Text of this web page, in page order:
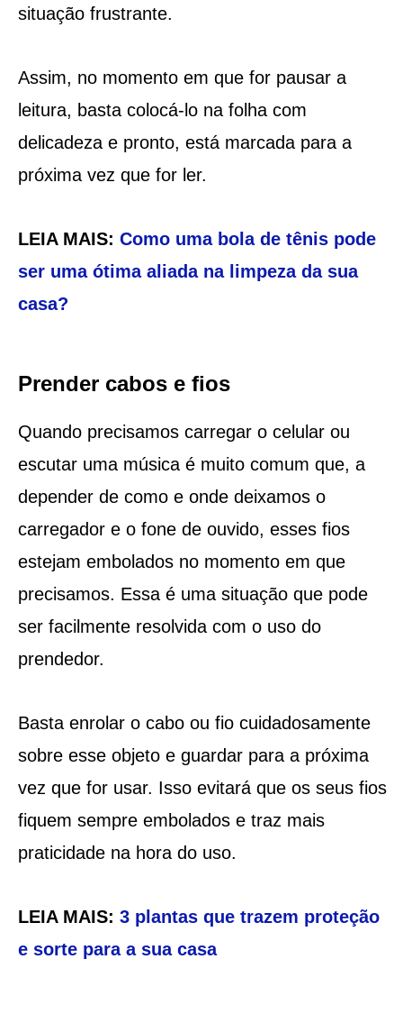
situação frustrante.
Assim, no momento em que for pausar a
leitura, basta colocá-lo na folha com
delicadeza e pronto, está marcada para a
próxima vez que for ler.
LEIA MAIS: Como uma bola de tênis pode
ser uma ótima aliada na limpeza da sua
casa?
Prender cabos e fios
Quando precisamos carregar o celular ou
escutar uma música é muito comum que, a
depender de como e onde deixamos o
carregador e o fone de ouvido, esses fios
estejam embolados no momento em que
precisamos. Essa é uma situação que pode
ser facilmente resolvida com o uso do
prendedor.
Basta enrolar o cabo ou fio cuidadosamente
sobre esse objeto e guardar para a próxima
vez que for usar. Isso evitará que os seus fios
fiquem sempre embolados e traz mais
praticidade na hora do uso.
LEIA MAIS: 3 plantas que trazem proteção
e sorte para a sua casa